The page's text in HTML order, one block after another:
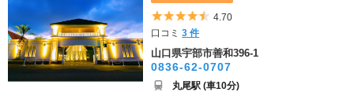
5つ星のうち4.5
4.70
口コミ3 件
山口県宇部市善和396-1
0836-62-0707
丸尾駅 (車10分)